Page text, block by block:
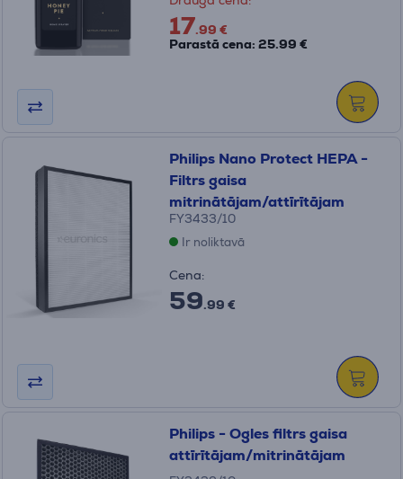
17.99 €
Parastā cena: 25.99 €
Philips Nano Protect HEPA -
Filtrs gaisa
mitrinātājam/attīrītājam
FY3433/10
Ir noliktavā
Cena:
59.99 €
Philips - Ogles filtrs gaisa
attīrītājam/mitrinātājam